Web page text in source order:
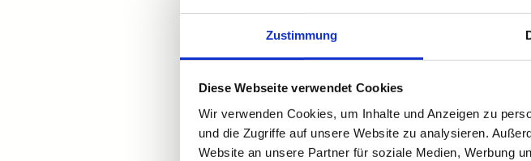
Zustimmung
Diese Webseite verwendet Cookies
Wir verwenden Cookies, um Inhalte und Anzeigen zu
und die Zugriffe auf unsere Website zu analysieren.
Website an unsere Partner für soziale Medien, Werbung